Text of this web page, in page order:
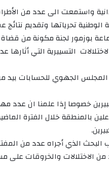
واستمعت الى عدد من
الوطنية تحرياتها وتقديم
بوزمور لجنة مكونة من
التسييرية التي
المجلس الجهوي للحسابات
خصوصا إذا علمنا ان
بالمنطقة خلال الفترة
الذي أجراه عدد من
من الاختلالات والخروقات